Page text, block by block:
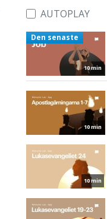
AUTOPLAY
10 min
Den senaste
10 min
10 min